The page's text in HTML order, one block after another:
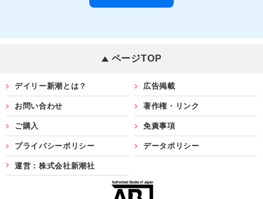
ページTOP
デイリー新潮とは？ 広告掲載
お問い合わせ 著作権・リンク
ご購入 免責事項
プライバシーポリシー データポリシー
運営：株式会社新潮社